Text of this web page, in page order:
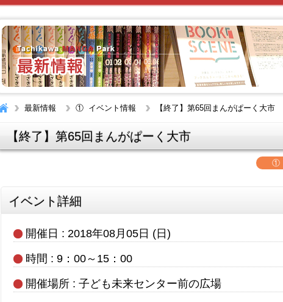
最新情報 ① イベント情報 【終了】第65回まんがぱーく大市
【終了】第65回まんがぱーく大市
①
イベント詳細
開催日 : 2018年08月05日 (日)
時間 : 9：00～15：00
開催場所 : 子ども未来センター前の広場